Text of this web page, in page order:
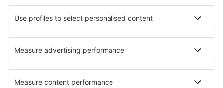
Iberia
Air Europa
Wizz Air
Sobre eSky
Términos y condiciones